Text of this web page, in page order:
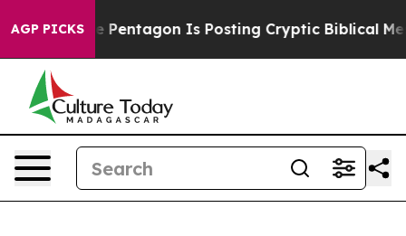
AGP PICKS
The Pentagon Is Posting Cryptic Biblical